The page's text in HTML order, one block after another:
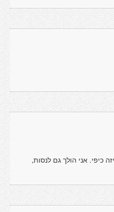
כיפי. אני הולך גם לנסות,